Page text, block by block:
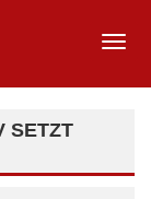
SETZT